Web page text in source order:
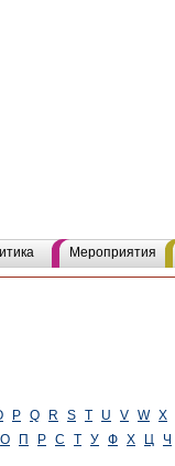
Мероприятия
P Q R S T U V W X
О П Р С Т У Ф Х Ц Ч